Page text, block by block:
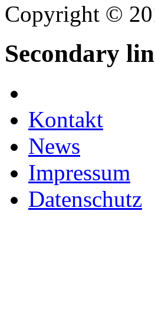
Copyright ©
Secondary
Kontakt
News
Impressum
Datenschutz